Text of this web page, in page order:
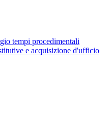
tempi procedimentali
e acquisizione d'ufficio